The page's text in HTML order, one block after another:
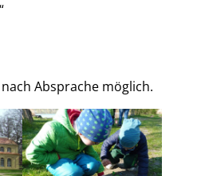
Absprache möglich.